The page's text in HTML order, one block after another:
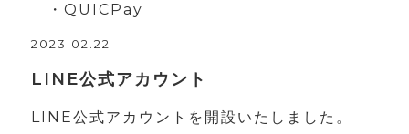
・QUICPay
2023.02.22
LINE公式アカウント
LINE公式アカウントを開設いたしました。